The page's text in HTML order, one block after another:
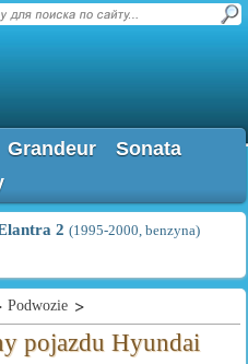
Grandeur
Sonata
2 (1995-2000, benzyna)
Podwozie
pojazdu Hyundai